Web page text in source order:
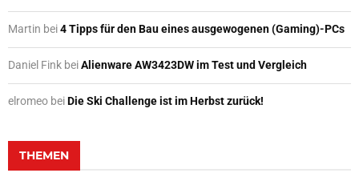
Martin bei4 Tipps für den Bau eines ausgewogenen (Gaming)-PCs
Daniel Fink beiAlienware AW3423DW im Test und Vergleich
elromeo beiDie Ski Challenge ist im Herbst zurück!
THEMEN